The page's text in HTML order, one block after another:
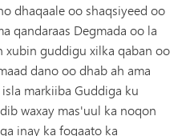
dhaqaale oo shaqsiyeed oo
qandaraas Degmada oo la
xubin guddigu xilka qaban oo
dano oo dhab ah ama
markiiba Guddiga ku
waxay mas'uul ka noqon
inay ka fogaato ka